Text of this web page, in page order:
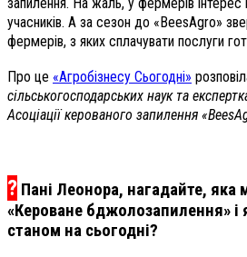
учасників. А за сезон до «ВeesAgro»
фермерів, з яких сплачувати послуги
Про це «Агробізнесу Сьогодні»
сільськогосподарських наук та
Асоціації керованого запилення
? Пані Леонора, нагадайте, яка
«Кероване бджолозапилення» і
станом на сьогодні?